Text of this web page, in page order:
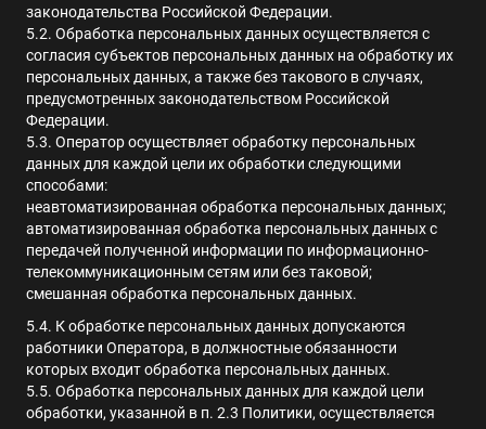
законодательства Российской Федерации.
5.2. Обработка персональных данных осуществляется с
согласия субъектов персональных данных на обработку их
персональных данных, а также без такового в случаях,
предусмотренных законодательством Российской
Федерации.
5.3. Оператор осуществляет обработку персональных
данных для каждой цели их обработки следующими
способами:
неавтоматизированная обработка персональных данных;
автоматизированная обработка персональных данных с
передачей полученной информации по информационно-
телекоммуникационным сетям или без таковой;
смешанная обработка персональных данных.
5.4. К обработке персональных данных допускаются
работники Оператора, в должностные обязанности
которых входит обработка персональных данных.
5.5. Обработка персональных данных для каждой цели
обработки, указанной в п. 2.3 Политики, осуществляется